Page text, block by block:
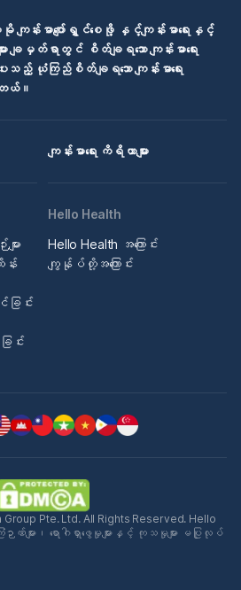
န်းမာပျော်ရွှင်စေဖို့ နှင့်ကျန်းမာရေးနှင့်
ျမှတ်ရာတွင် စိတ်ချရသော ကျန်းမာရေး
သည့် ယုံကြည်စိတ်ချရသော ကျန်းမာရေး
တယ်။
ကျန်းမာရေး ကိရိယာများ
ား
း
ြင်း
င်း
Hello Health
Hello Health အကြောင်း
ကျွန်ုပ်တို့အကြောင်း
Pte. Ltd. All Rights Reserved. Hello
ဏ်များ၊ ရောဂါရှာဖွေမှုများနှင့် ကုသမှုများ မပြုလုပ်